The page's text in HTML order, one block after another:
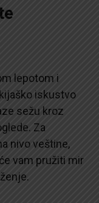
lepotom i
iskustvo
sežu kroz
Za
nivo veštine,
vam pružiti mir